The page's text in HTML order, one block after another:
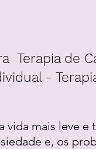
Terapia de
-
vida mais leve e
e, os